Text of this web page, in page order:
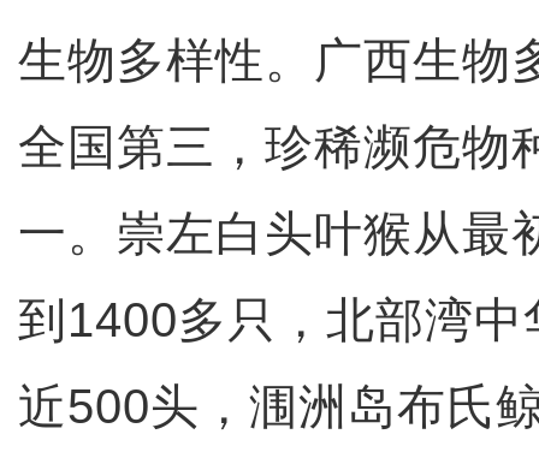
生物多样性。广西生物
全国第三，珍稀濒危物
一。崇左白头叶猴从最
到1400多只，北部湾
近500头，涠洲岛布氏